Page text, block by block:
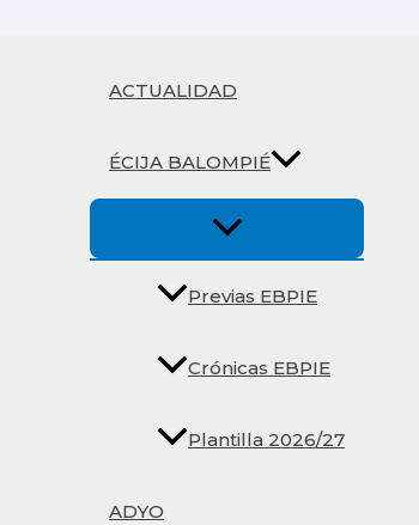
ACTUALIDAD
ÉCIJA BALOMPIÉ
Previas EBPIE
Crónicas EBPIE
Plantilla 2026/27
ADYO